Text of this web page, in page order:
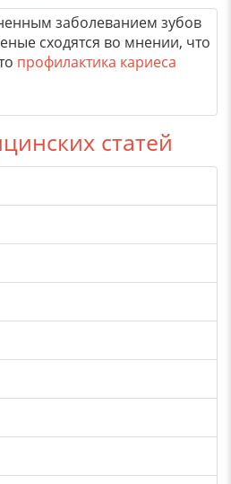
заболеванием зубов
сходятся во мнении, что
профилактика кариеса
статей